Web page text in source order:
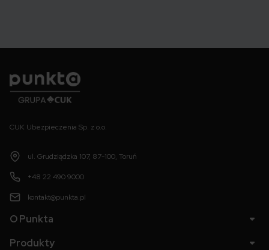
CUK Ubezpieczenia Sp. z o.o.
ul. Grudziądzka 107, 87-100, Toruń
+48 22 490 9000
kontakt@punkta.pl
O Punkta
Produkty